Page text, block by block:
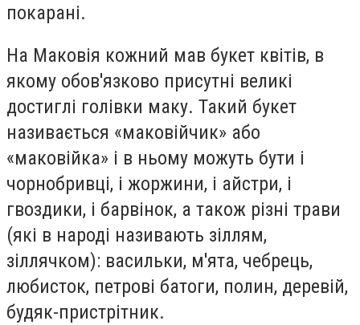
покарані.
На Маковія кожний мав букет квітів, в
якому обов'язково присутні великі
достиглі голівки маку. Такий букет
називається «маковійчик» або
«маковійка» і в ньому можуть бути і
чорнобривці, і жоржини, і айстри, і
гвоздики, і барвінок, а також різні трави
(які в народі називають зіллям,
зіллячком): васильки, м'ята, чебрець,
любисток, петрові батоги, полин, деревій,
будяк-пристрітник.